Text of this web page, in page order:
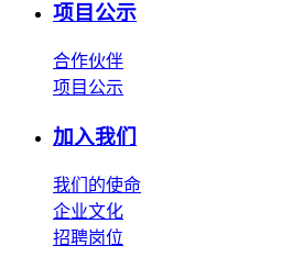
项目公示
合作伙伴
项目公示
加入我们
我们的使命
企业文化
招聘岗位